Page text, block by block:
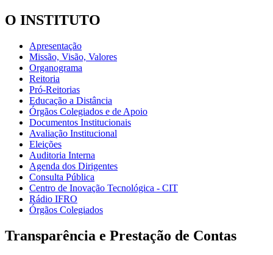
O INSTITUTO
Apresentação
Missão, Visão, Valores
Organograma
Reitoria
Pró-Reitorias
Educação a Distância
Órgãos Colegiados e de Apoio
Documentos Institucionais
Avaliação Institucional
Eleições
Auditoria Interna
Agenda dos Dirigentes
Consulta Pública
Centro de Inovação Tecnológica - CIT
Rádio IFRO
Órgãos Colegiados
Transparência e Prestação de Contas